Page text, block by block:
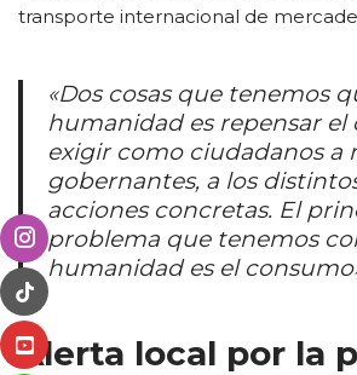
transporte internacional de
«Dos cosas que tenemos
humanidad es repensar el
exigir como ciudadanos a
gobernantes, a los
acciones concretas. El
problema que tenemos
humanidad es el
Alerta local por la